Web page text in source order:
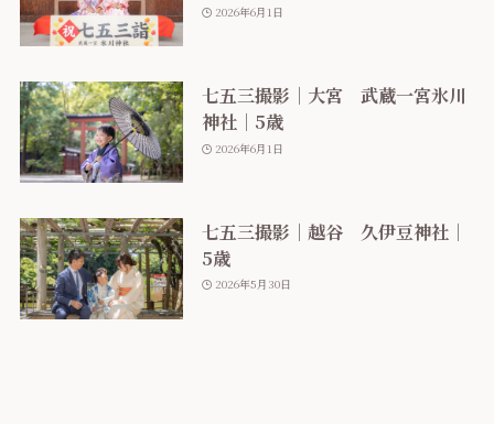
2026年6月1日
七五三撮影｜大宮 武蔵一宮氷川
神社｜5歳
2026年6月1日
七五三撮影｜越谷 久伊豆神社｜
5歳
2026年5月30日